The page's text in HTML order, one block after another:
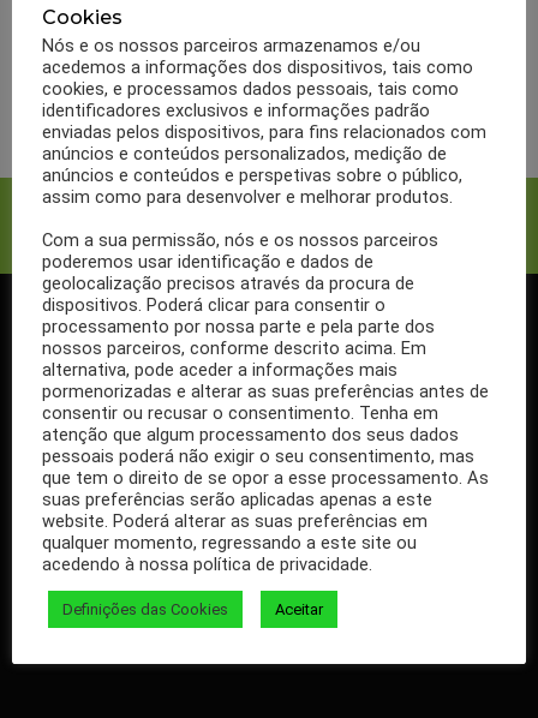
Bula BioActivo Magnésio
LER MAIS
SIGA-NOS NO FACEBOOK
Se ainda não segue a nossa página de Facebook, não espere mais!
Basta clicar no botão Seguir em cima.
Ao seguir a nossa página passa a receber gratuitamente os
nossos artigos no seu Facebook.
Partilhe também a nossa página com todos os seus familiares e
amigos.
Cookies
Nós e os nossos parceiros armazenamos e/ou
acedemos a informações dos dispositivos, tais como
cookies, e processamos dados pessoais, tais como
identificadores exclusivos e informações padrão
enviadas pelos dispositivos, para fins relacionados com
anúncios e conteúdos personalizados, medição de
anúncios e conteúdos e perspetivas sobre o público,
assim como para desenvolver e melhorar produtos.
Com a sua permissão, nós e os nossos parceiros
poderemos usar identificação e dados de
geolocalização precisos através da procura de
dispositivos. Poderá clicar para consentir o
processamento por nossa parte e pela parte dos
nossos parceiros, conforme descrito acima. Em
alternativa, pode aceder a informações mais
pormenorizadas e alterar as suas preferências antes de
consentir ou recusar o consentimento. Tenha em
atenção que algum processamento dos seus dados
pessoais poderá não exigir o seu consentimento, mas
que tem o direito de se opor a esse processamento. As
suas preferências serão aplicadas apenas a este
website. Poderá alterar as suas preferências em
qualquer momento, regressando a este site ou
acedendo à nossa política de privacidade.
Definições das Cookies Aceitar